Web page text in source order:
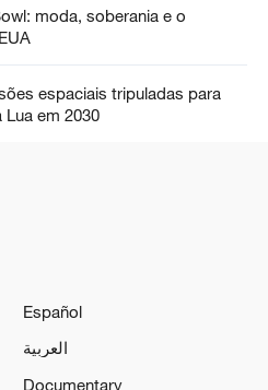
moda, soberania e o
espaciais tripuladas para
Lua em 2030
Español
العربية
Documentary